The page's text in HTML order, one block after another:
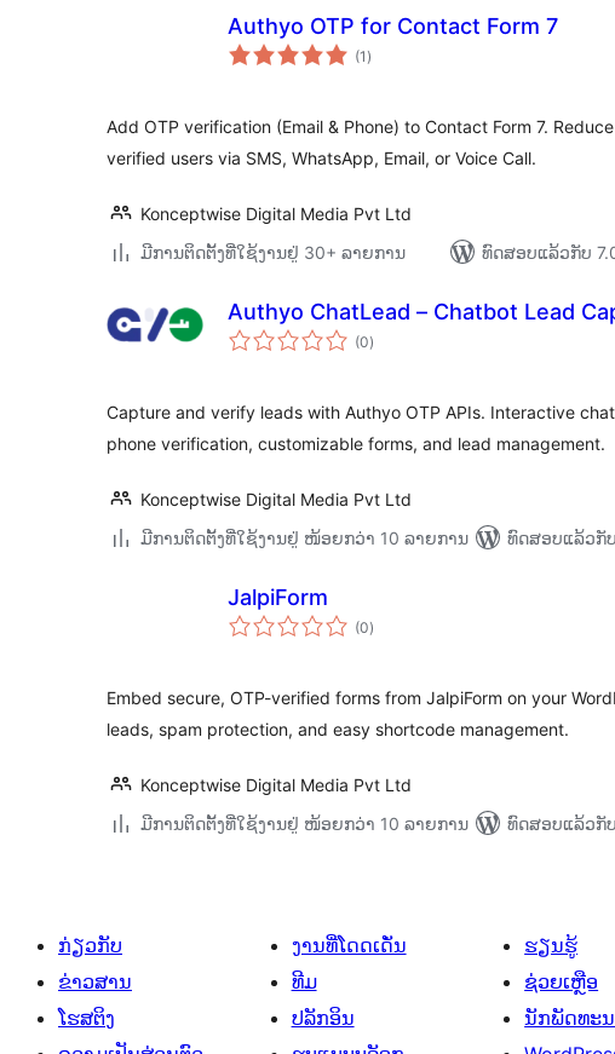
Authyo OTP for Contact Form 7
(1 ຄະແນນ
ທັງໝົດ
)
Add OTP verification (Email & Phone) to Contact Form 7.
verified users via SMS, WhatsApp, Email, or Voice Call.
Konceptwise Digital Media Pvt Ltd
ມີການຕິດຕັ້ງທີ່ໃຊ້ງານຢູ່ 30+ ລາຍການ
ທົດສອບແລ້ວກັບ
Authyo ChatLead – Chatbot Lead
(0ຄະແນນ
ທັງໝົດ
)
Capture and verify leads with Authyo OTP APIs. Interactive
phone verification, customizable forms, and lead management.
Konceptwise Digital Media Pvt Ltd
ມີການຕິດຕັ້ງທີ່ໃຊ້ງານຢູ່ ໜ້ອຍກວ່າ 10 ລາຍການ
ທົດສອບແລ້ວກັ
JalpiForm
(0ຄະແນນ
ທັງໝົດ
)
Embed secure, OTP-verified forms from JalpiForm on your
leads, spam protection, and easy shortcode management.
Konceptwise Digital Media Pvt Ltd
ມີການຕິດຕັ້ງທີ່ໃຊ້ງານຢູ່ ໜ້ອຍກວ່າ 10 ລາຍການ
ທົດສອບແລ້ວກັ
ກ່ຽວກັບ
ຂ່າວສານ
ໂຮສຕິງ
ງານທີ່ໂດດເດັ່ນ
ທີມ
ປລັກອິນ
ຮຽນຮູ້
ຊ່ວຍເຫຼືອ
ນັກພັດທະ